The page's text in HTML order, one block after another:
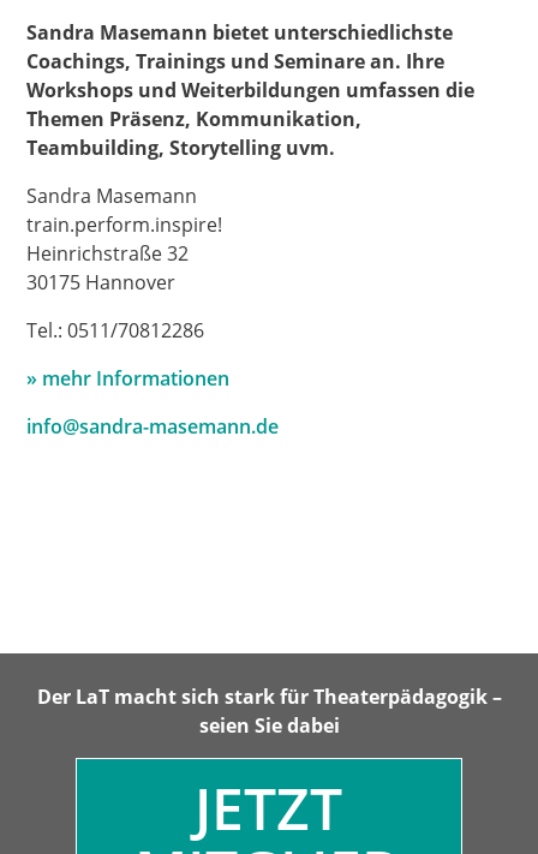
Sandra Masemann bietet unterschiedlichste
Coachings, Trainings und Seminare an. Ihre
Workshops und Weiterbildungen umfassen die
Themen Präsenz, Kommunikation,
Teambuilding,Storytelling uvm.
Sandra Masemann
train.perform.inspire!
Heinrichstraße 32
30175 Hannover
Tel.: 0511/70812286
» mehr Informationen
info@sandra-masemann.de
Der LaT macht sich stark für Theaterpädagogik –
seien Sie dabei
JETZT